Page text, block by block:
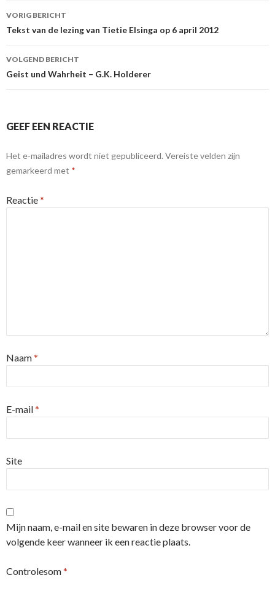
Berichtnavigatie
VORIG BERICHT
Tekst van de lezing van Tietie Elsinga op 6 april 2012
VOLGEND BERICHT
Geist und Wahrheit – G.K. Holderer
GEEF EEN REACTIE
Het e-mailadres wordt niet gepubliceerd. Vereiste velden zijn
gemarkeerd met *
Reactie*
Naam*
E-mail*
Site
Mijn naam, e-mail en site bewaren in deze browser voor de
volgende keer wanneer ik een reactie plaats.
Controlesom*